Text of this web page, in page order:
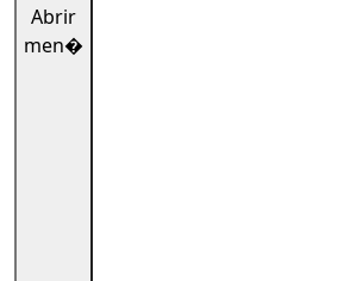
Abrir
men�